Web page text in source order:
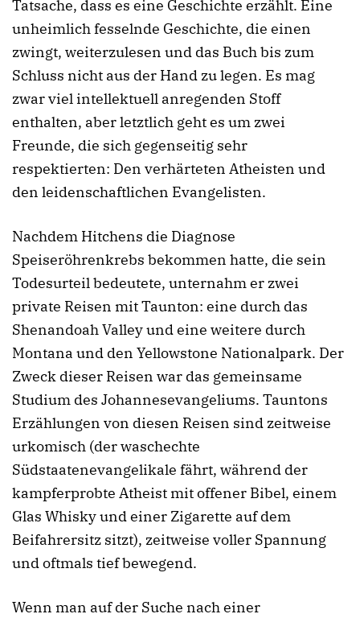
Tatsache, dass es eine Geschichte erzählt. Eine
unheimlich fesselnde Geschichte, die einen
zwingt, weiterzulesen und das Buch bis zum
Schluss nicht aus der Hand zu legen. Es mag
zwar viel intellektuell anregenden Stoff
enthalten, aber letztlich geht es um zwei
Freunde, die sich gegenseitig sehr
respektierten: Den verhärteten Atheisten und
den leidenschaftlichen Evangelisten.
Nachdem Hitchens die Diagnose
Speiseröhrenkrebs bekommen hatte, die sein
Todesurteil bedeutete, unternahm er zwei
private Reisen mit Taunton: eine durch das
Shenandoah Valley und eine weitere durch
Montana und den Yellowstone Nationalpark. Der
Zweck dieser Reisen war das gemeinsame
Studium des Johannesevangeliums. Tauntons
Erzählungen von diesen Reisen sind zeitweise
urkomisch (der waschechte
Südstaatenevangelikale fährt, während der
kampferprobte Atheist mit offener Bibel, einem
Glas Whisky und einer Zigarette auf dem
Beifahrersitz sitzt), zeitweise voller Spannung
und oftmals tief bewegend.
Wenn man auf der Suche nach einer